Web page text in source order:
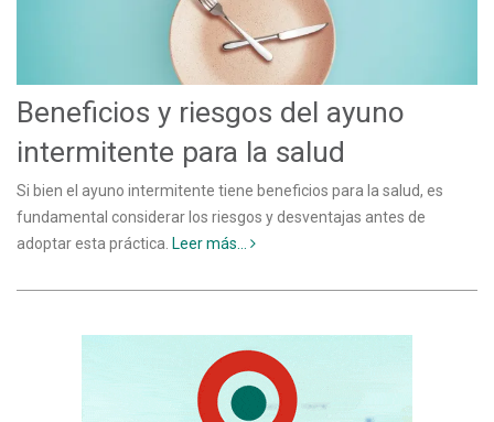
Beneficios y riesgos del ayuno
intermitente para la salud
Si bien el ayuno intermitente tiene beneficios para la salud, es
fundamental considerar los riesgos y desventajas antes de
adoptar esta práctica. Leer más...